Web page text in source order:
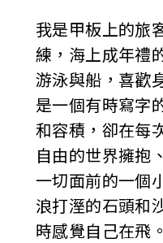
我是甲板上的旅
練，海上成年禮
游泳與船，喜歡
是一個有時寫字
和容積，卻在每
自由的世界擁抱
一切面前的一個
浪打溼的石頭和
時感覺自己在飛。